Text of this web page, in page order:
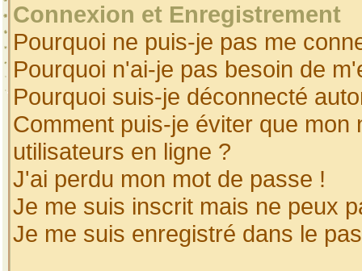
Connexion et Enregistrement
Pourquoi ne puis-je pas me
Pourquoi n'ai-je pas besoin de
Pourquoi suis-je déconnecté
Comment puis-je éviter que
utilisateurs en ligne ?
J'ai perdu mon mot de passe !
Je me suis inscrit mais ne peux
Je me suis enregistré dans le